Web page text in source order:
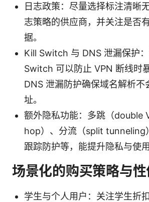
日志政策：尽量选择标注清晰
志策略的供应商，并关注是否
据。
Kill Switch 与 DNS 泄漏保护
Switch 可以防止 VPN 断线时
DNS 泄漏防护确保域名解析不
址。
额外隐私功能：多跳（double
hop）、分流（split tunneling
跟踪防护等，能提升隐私与使用
场景化的购买策略与
学生与个人用户：关注学生折